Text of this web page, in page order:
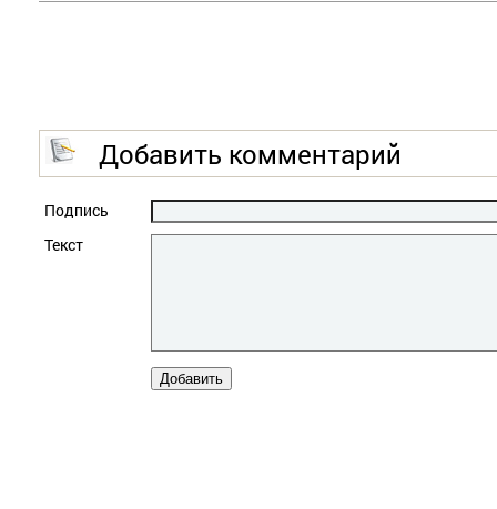
Добавить комментарий
Подпись
Текст